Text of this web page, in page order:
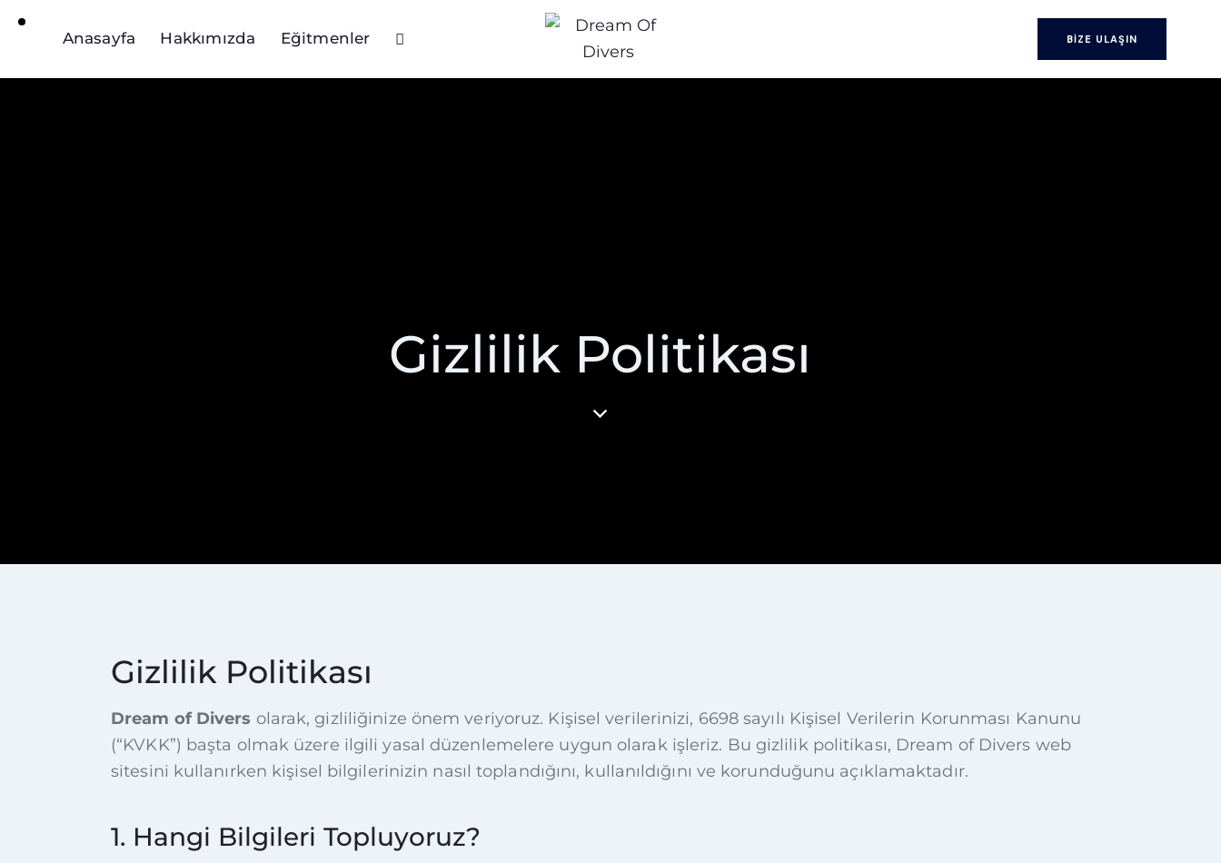
Anasayfa Hakkımızda Eğitmenler BIZE ULAŞIN
Gizlilik Politikası
Gizlilik Politikası
Dream of Divers olarak, gizliliğinize önem veriyoruz. Kişisel verilerinizi, 6698 sayılı Kişisel Verilerin Korunması Kanunu
(“KVKK”) başta olmak üzere ilgili yasal düzenlemelere uygun olarak işleriz. Bu gizlilik politikası, Dream of Divers web
sitesini kullanırken kişisel bilgilerinizin nasıl toplandığını, kullanıldığını ve korunduğunu açıklamaktadır.
1. Hangi Bilgileri Topluyoruz?